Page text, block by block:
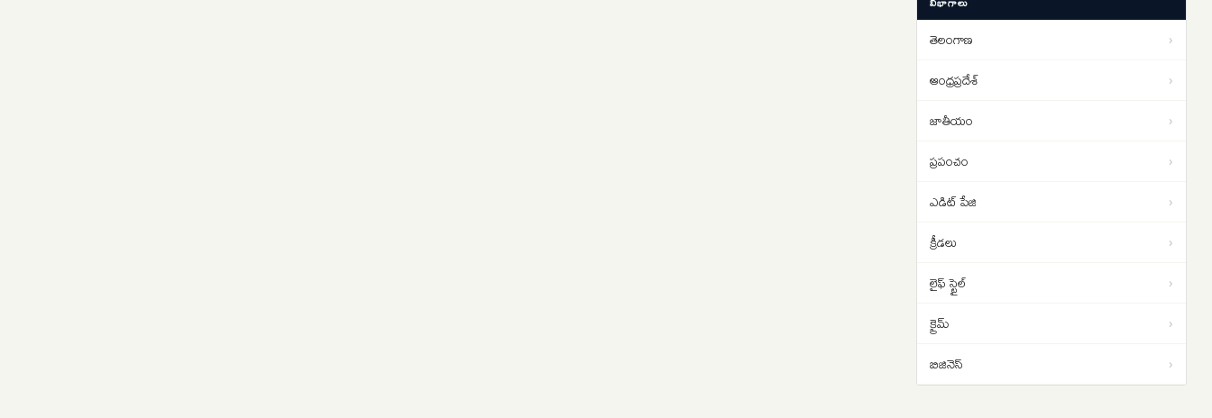
తెరవాలంటే ఇరాన్‌తో ట్రంప్ రాజీ
పడాల్సిందే
ఇరాన్ యుద్ధం నుంచి బయటపడదాం..
ట్రంప్‌కు సెంట్కామ్ అధిపతి డాన్ కెయిన్
తెలంగాణ ›
ఆంధ్రప్రదేశ్ ›
జాతీయం ›
ప్రపంచం ›
ఎడిట్ పేజి ›
క్రీడలు ›
లైఫ్ స్టైల్ ›
క్రైమ్ ›
బిజినెస్ ›